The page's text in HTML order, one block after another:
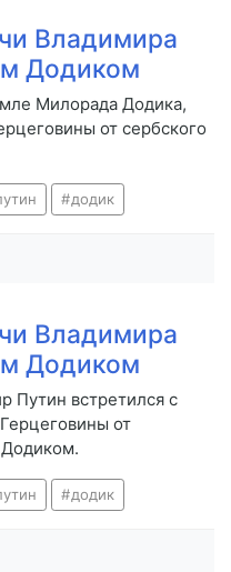
Владимира
Додиком
Милорада Додика,
от сербского
додик
Владимира
Додиком
Путин встретился с
от
додик